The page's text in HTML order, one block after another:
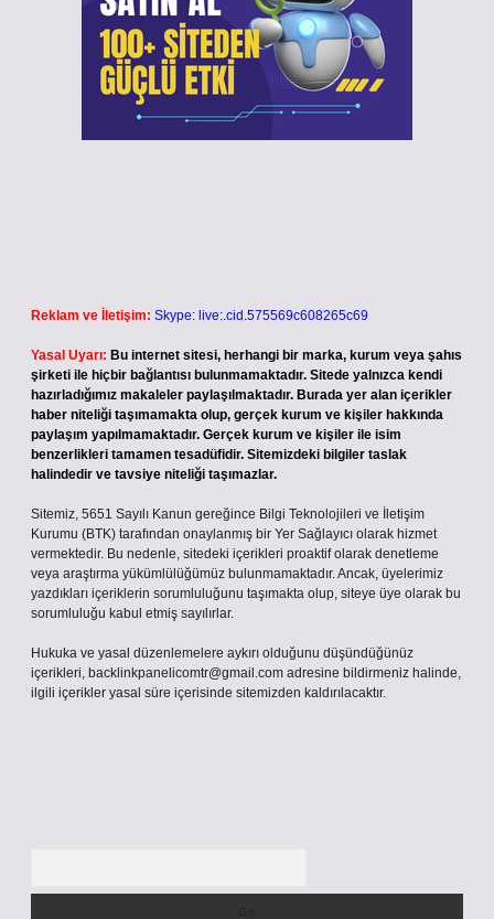
Reklam ve İletişim: Skype: live:.cid.575569c608265c69
Yasal Uyarı: Bu internet sitesi, herhangi bir marka, kurum veya şahıs
şirketi ile hiçbir bağlantısı bulunmamaktadır. Sitede yalnızca kendi
hazırladığımız makaleler paylaşılmaktadır. Burada yer alan içerikler
haber niteliği taşımamakta olup, gerçek kurum ve kişiler hakkında
paylaşım yapılmamaktadır. Gerçek kurum ve kişiler ile isim
benzerlikleri tamamen tesadüfidir. Sitemizdeki bilgiler taslak
halindedir ve tavsiye niteliği taşımazlar.
Sitemiz, 5651 Sayılı Kanun gereğince Bilgi Teknolojileri ve İletişim
Kurumu (BTK) tarafından onaylanmış bir Yer Sağlayıcı olarak hizmet
vermektedir. Bu nedenle, sitedeki içerikleri proaktif olarak denetleme
veya araştırma yükümlülüğümüz bulunmamaktadır. Ancak, üyelerimiz
yazdıkları içeriklerin sorumluluğunu taşımakta olup, siteye üye olarak bu
sorumluluğu kabul etmiş sayılırlar.
Hukuka ve yasal düzenlemelere aykırı olduğunu düşündüğünüz
içerikleri, backlinkpanelicomtr@gmail.com adresine bildirmeniz halinde,
ilgili içerikler yasal süre içerisinde sitemizden kaldırılacaktır.